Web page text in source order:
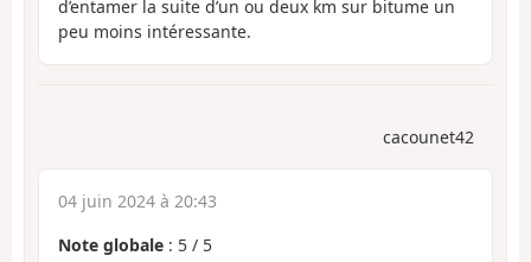
d’entamer la suite d’un ou deux km sur bitume un
peu moins intéressante.
cacounet42
04 juin 2024 à 20:43
Note globale : 5 / 5